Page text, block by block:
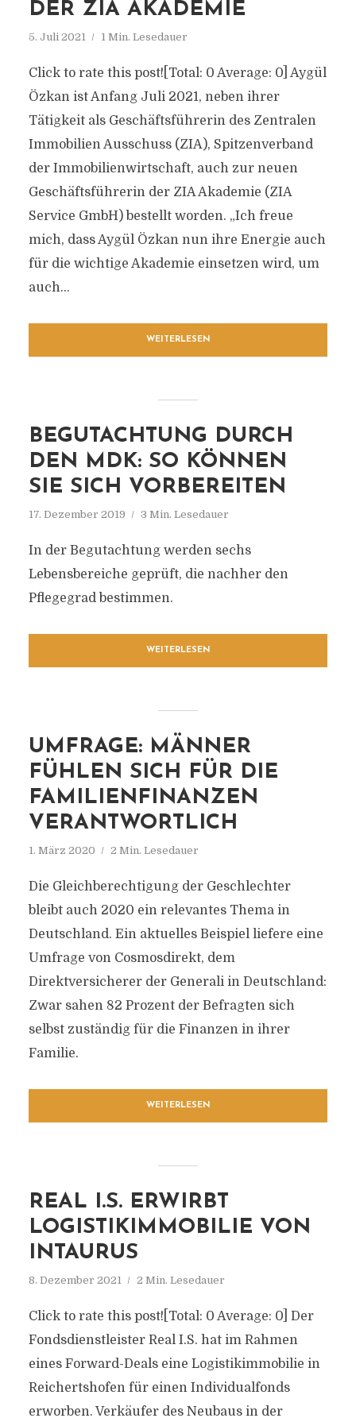
DER ZIA AKADEMIE
5. Juli 2021 1 Min. Lesedauer
Click to rate this post![Total: 0 Average: 0] Aygül
Özkan ist Anfang Juli 2021, neben ihrer
Tätigkeit als Geschäftsführerin des Zentralen
Immobilien Ausschuss (ZIA), Spitzenverband
der Immobilienwirtschaft, auch zur neuen
Geschäftsführerin der ZIA Akademie (ZIA
Service GmbH) bestellt worden. „Ich freue
mich, dass Aygül Özkan nun ihre Energie auch
für die wichtige Akademie einsetzen wird, um
auch...
WEITERLESEN
BEGUTACHTUNG DURCH
DEN MDK: SO KÖNNEN
SIE SICH VORBEREITEN
17. Dezember 2019 3 Min. Lesedauer
In der Begutachtung werden sechs
Lebensbereiche geprüft, die nachher den
Pflegegrad bestimmen.
WEITERLESEN
UMFRAGE: MÄNNER
FÜHLEN SICH FÜR DIE
FAMILIENFINANZEN
VERANTWORTLICH
1. März 2020 2 Min. Lesedauer
Die Gleichberechtigung der Geschlechter
bleibt auch 2020 ein relevantes Thema in
Deutschland. Ein aktuelles Beispiel liefere eine
Umfrage von Cosmosdirekt, dem
Direktversicherer der Generali in Deutschland:
Zwar sahen 82 Prozent der Befragten sich
selbst zuständig für die Finanzen in ihrer
Familie.
WEITERLESEN
REAL I.S. ERWIRBT
LOGISTIKIMMOBILIE VON
INTAURUS
8. Dezember 2021 2 Min. Lesedauer
Click to rate this post![Total: 0 Average: 0] Der
Fondsdienstleister Real I.S. hat im Rahmen
eines Forward-Deals eine Logistikimmobilie in
Reichertshofen für einen Individualfonds
erworben. Verkäufer des Neubaus in der